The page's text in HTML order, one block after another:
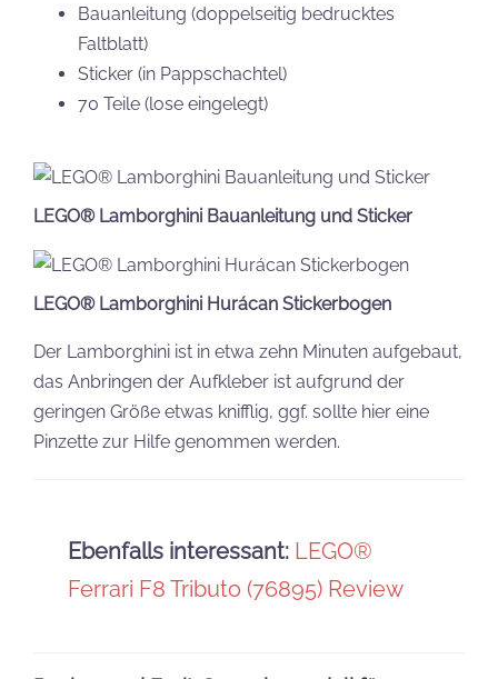
Bauanleitung (doppelseitig bedrucktes
Faltblatt)
Sticker (in Pappschachtel)
70 Teile (lose eingelegt)
LEGO® Lamborghini Bauanleitung und Sticker
LEGO® Lamborghini Hurácan Stickerbogen
Der Lamborghini ist in etwa zehn Minuten aufgebaut,
das Anbringen der Aufkleber ist aufgrund der
geringen Größe etwas knifflig, ggf. sollte hier eine
Pinzette zur Hilfe genommen werden.
Ebenfalls interessant: LEGO®
Ferrari F8 Tributo (76895) Review